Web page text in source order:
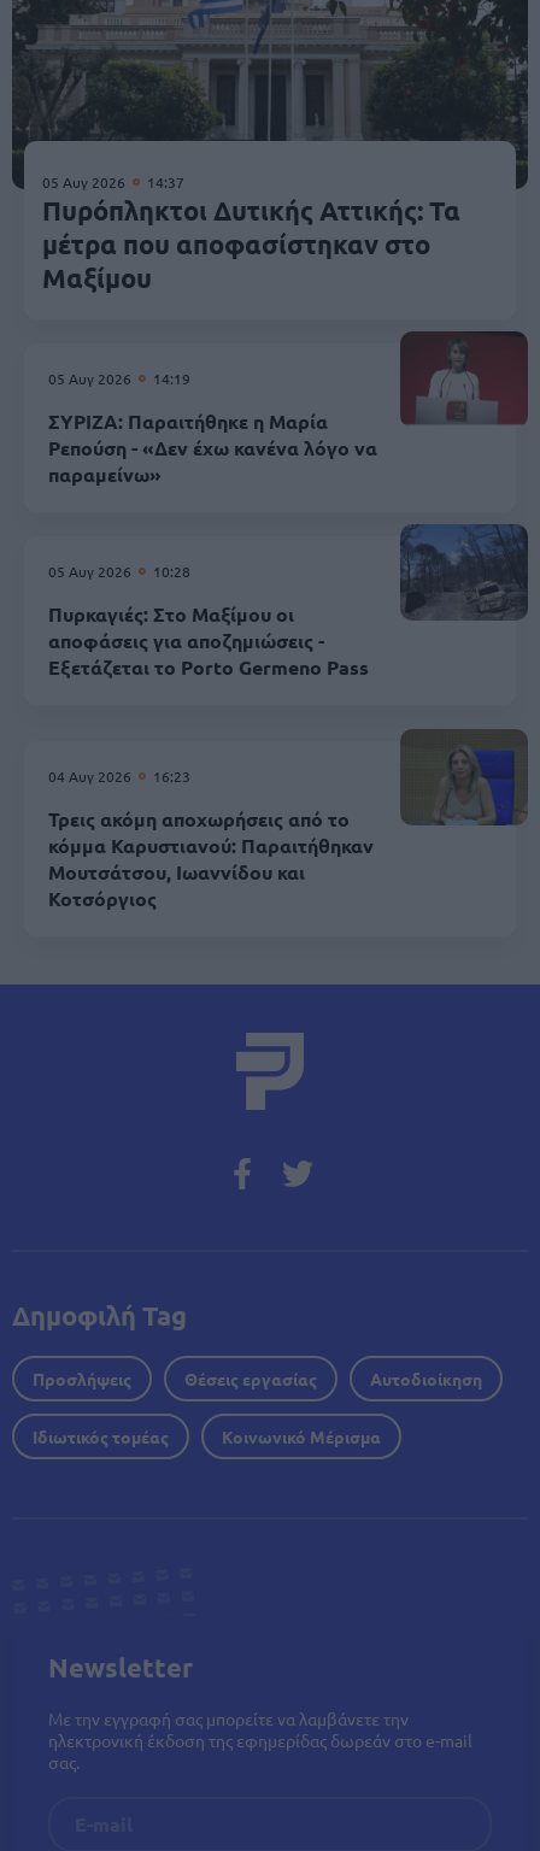
05 Αυγ 2026 14:37
Πυρόπληκτοι Δυτικής Αττικής: Τα
μέτρα που αποφασίστηκαν στο
Μαξίμου
05 Αυγ 2026 14:19
ΣΥΡΙΖΑ: Παραιτήθηκε η Μαρία
Ρεπούση - «Δεν έχω κανένα λόγο να
παραμείνω»
05 Αυγ 2026 10:28
Πυρκαγιές: Στο Μαξίμου οι
αποφάσεις για αποζημιώσεις -
Εξετάζεται το Porto Germeno Pass
04 Αυγ 2026 16:23
Τρεις ακόμη αποχωρήσεις από το
κόμμα Καρυστιανού: Παραιτήθηκαν
Μουτσάτσου, Ιωαννίδου και
Κοτσόργιος
Δημοφιλή Tag
Προσλήψεις Θέσεις εργασίας Αυτοδιοίκηση
Ιδιωτικός τομέας Κοινωνικό Μέρισμα
Newsletter
Με την εγγραφή σας μπορείτε να λαμβάνετε την
ηλεκτρονική έκδοση της εφημερίδας δωρεάν στο e-mail
σας.